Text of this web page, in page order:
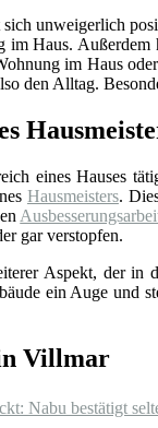
unweigerlich
Haus.
im Haus
den Alltag.
eines Hauses
Hausmeisters.
gar verstopfen.
Aspekt, der in
ein Auge und
Villmar
Nabu bestätigt